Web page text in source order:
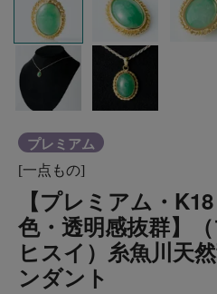
プレミアム
[一点もの]
【プレミアム・
色・透明感抜群】
ヒスイ）糸魚川天
ンダント